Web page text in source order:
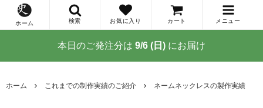
ホーム 検索 お気に入り カート メニュー
本日のご発注分は 9/6 (日) にお届け
ホーム これまでの制作実績のご紹介 ネームネックレスの製作実績